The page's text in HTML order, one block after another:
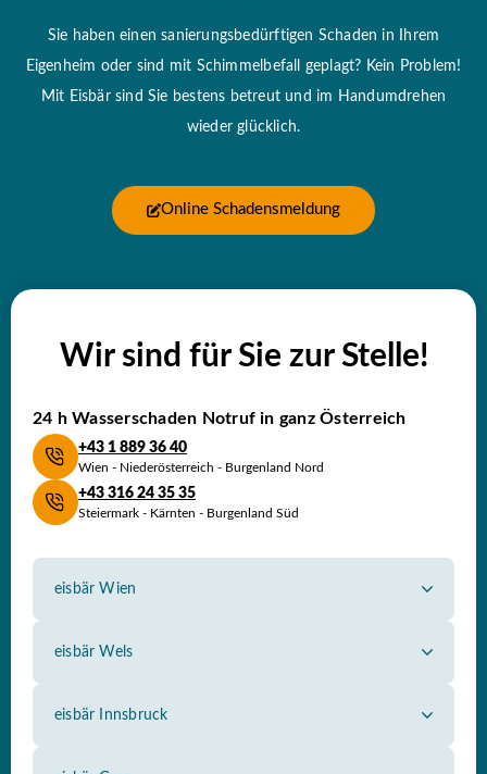
Sie haben einen sanierungsbedürftigen Schaden in Ihrem
Eigenheim oder sind mit Schimmelbefall geplagt? Kein Problem!
Mit Eisbär sind Sie bestens betreut und im Handumdrehen
wieder glücklich.
Online Schadensmeldung
Wir sind für Sie zur Stelle!
24 h Wasserschaden Notruf in ganz Österreich
+43 1 889 36 40
Wien - Niederösterreich - Burgenland Nord
+43 316 24 35 35
Steiermark - Kärnten - Burgenland Süd
eisbär Wien
Tel.: 01 889 36 40
eisbär Wels
Tel.: 07242 59 7 89
eisbär Innsbruck